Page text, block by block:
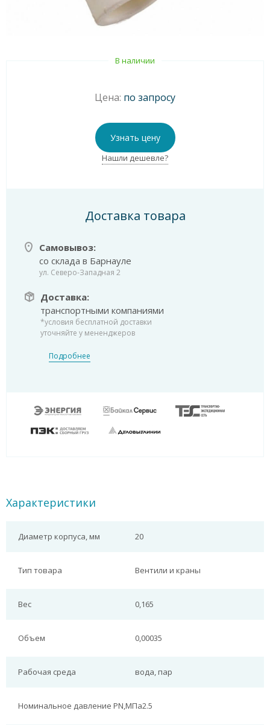
В наличии
Цена: по запросу
Узнать цену
Нашли дешевле?
Доставка товара
Самовывоз:
со склада в Барнауле
ул. Северо-Западная 2
Доставка:
транспортными компаниями
*условия бесплатной доставки
уточняйте у мененджеров
Подробнее
Характеристики
Диаметр корпуса, мм 20
Тип товара Вентили и краны
Вес 0,165
Объем 0,00035
Рабочая среда вода, пар
Номинальное давление PN,МПа2.5